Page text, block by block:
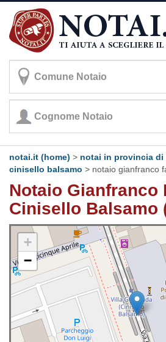
notai.it (home) > notai in provincia di
cinisello balsamo > notaio gianfranco
Notaio Gianfranco
Cinisello Balsamo
+
−